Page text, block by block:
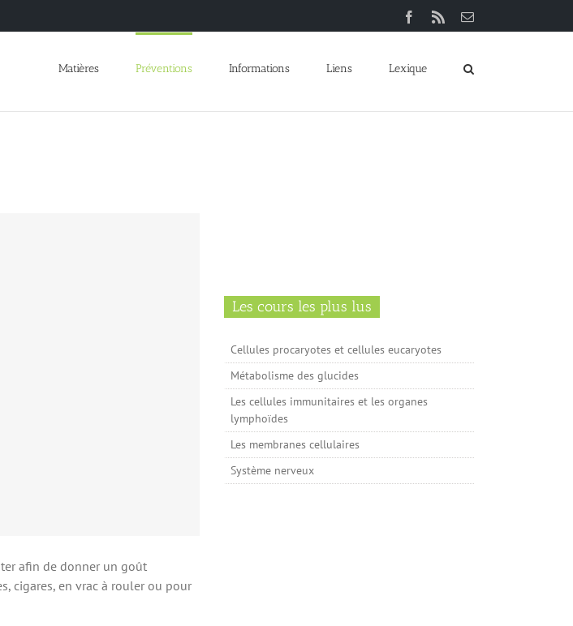
Facebook
Rss Email
Matières Préventions Informations Liens Lexique
afin de donner un goût
cigares, en vrac à rouler ou pour
Les cours les plus lus
Cellules procaryotes et cellules eucaryotes
Métabolisme des glucides
Les cellules immunitaires et les organes
lymphoïdes
Les membranes cellulaires
Système nerveux